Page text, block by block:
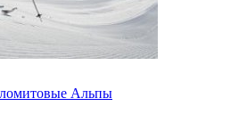
Альпы